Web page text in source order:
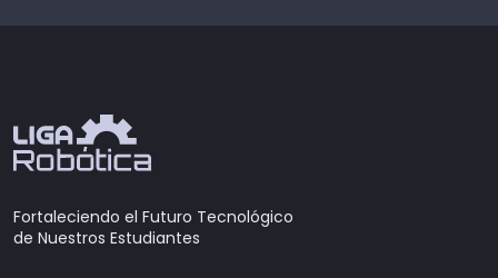
Fortaleciendo el Futuro Tecnológico
de Nuestros Estudiantes